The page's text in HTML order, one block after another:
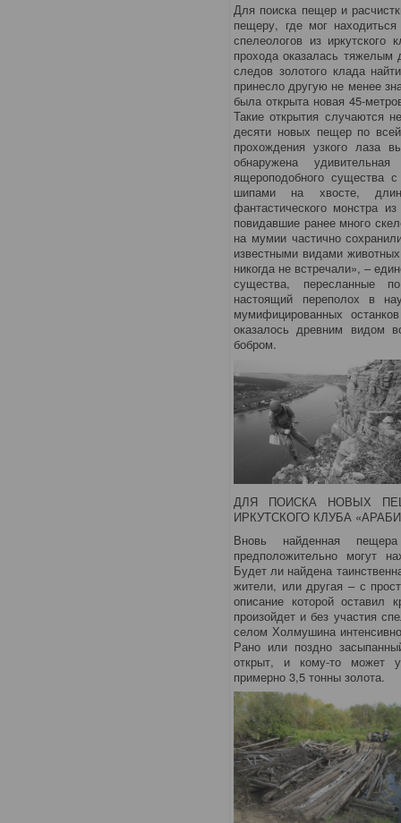
Для поиска пещер и
пещеру, где мог
спелеологов из иркутского
прохода оказалась
следов золотого клада
принесло другую не менее
была открыта новая 45-
Такие открытия случаются
десяти новых пещер по
прохождения узкого лаза
обнаружена
ящероподобного существа
шипами на хвосте,
фантастического монстра
повидавшие ранее много
на мумии частично
известными видами
никогда не встречали», –
существа, пересланные
настоящий переполох в
мумифицированных
оказалось древним видом
бобром.
ДЛЯ ПОИСКА НОВЫХ
ИРКУТСКОГО КЛУБА
Вновь найденная
предположительно могут
Будет ли найдена
жители, или другая – с
описание которой оставил
произойдет и без участия
селом Холмушина
Рано или поздно
открыт, и кому-то может
примерно 3,5 тонны золота.